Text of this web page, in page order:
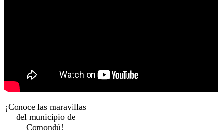
¡Conoce las maravillas
del municipio de
Comondú!